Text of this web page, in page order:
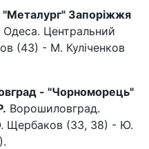
Запоріжжя
Одеса. Центральний
(43) - М. Куліченков
- "Чорноморець"
Ворошиловград.
Щербаков (33, 38) - Ю.